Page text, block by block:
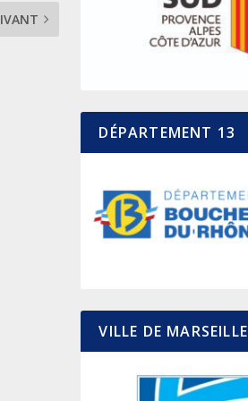
DÉPARTEMENT 13
VILLE DE MARSEILLE